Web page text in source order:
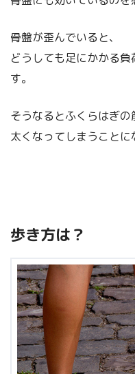
骨盤が歪んでいると、
どうしても足にかかる
す。
そうなるとふくらはぎの
太くなってしまうことに
歩き方は？